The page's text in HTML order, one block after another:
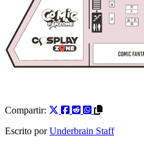
Compartir:
Escrito por Underbrain Staff